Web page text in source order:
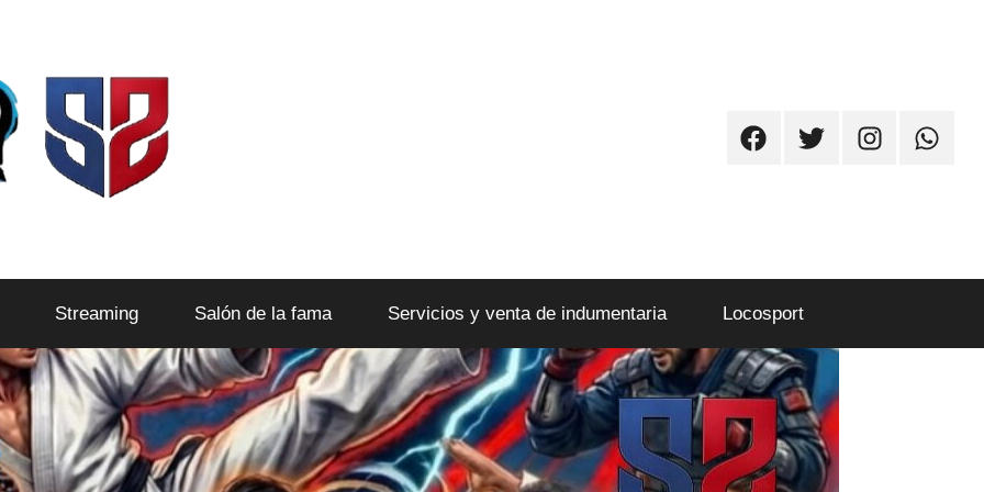
FacebookTwitter Instagram
Streaming Salón de la fama Servicios y venta de indumentaria Locosport